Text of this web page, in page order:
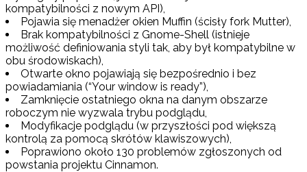
kompatybilności z nowym API),
Pojawia się menadżer okien Muffin (ścisły fork Mutter),
Brak kompatybilności z Gnome-Shell (istnieje
możliwość definiowania styli tak, aby był kompatybilne w
obu środowiskach),
Otwarte okno pojawiają się bezpośrednio i bez
powiadamiania (“Your window is ready”),
Zamknięcie ostatniego okna na danym obszarze
roboczym nie wyzwala trybu podglądu,
Modyfikacje podglądu (w przyszłości pod większą
kontrolą za pomocą skrótów klawiszowych),
Poprawiono około 130 problemów zgłoszonych od
powstania projektu Cinnamon.